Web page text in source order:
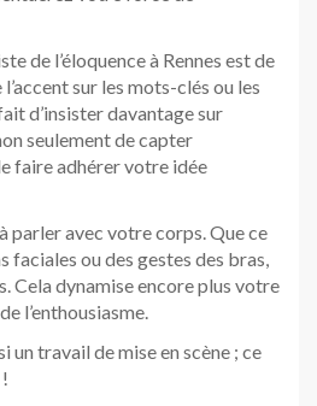
de l’éloquence à Rennes est de
sur les mots-clés ou les
d’insister davantage sur
seulement de capter
faire adhérer votre idée
parler avec votre corps. Que ce
faciales ou des gestes des bras,
Cela dynamise encore plus votre
l’enthousiasme.
un travail de mise en scène ; ce